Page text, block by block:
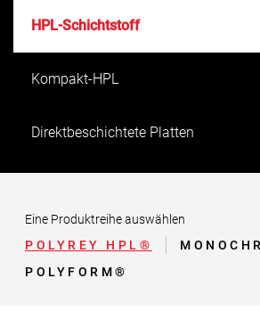
HPL-Schichtstoff
Kompakt-HPL
Direktbeschichtete Platten
Eine Produktreihe auswählen
POLYREY HPL®
POLYFORM®